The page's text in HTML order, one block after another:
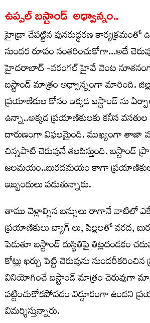
ఉప్పల్ బస్టాండ్ అధ్వాన్నం..
హైడ్రా చేపట్టిన పునరుద్ధరణ కార్యక్రమంతో
సుందర రూపం సంతరించుకోగా…అదే
హైదరాబాద్ -వరంగల్ హైవే వెంట
బస్టాండ్ మాత్రం అధ్వాన్నంగా మారింది.
ప్రయాణికుల కోసం ఇక్కడ బస్టాండ్ ను
ఉన్నా..అక్కడ ప్రయాణికులకు కనీస వసతుల
దారుణంగా విఫలమైంది. ముఖ్యంగా తాజా
చిన్నపాటి చెరువునే తలపిస్తుంది. బస్టాండ్
జలమయం..బురదమయం కాగా
ఇబ్బందులు పడుతున్నారు.
తాము వెళ్లాల్సిన బస్సులు రాగానే వాటిలో
ప్రయాణికులు బ్యాగ్ లు, పిల్లలతో వరద,
పెడుతూ బస్టాండ్ దుస్థితిపై తిట్లదండకం
కోట్లు ఖర్చు పెట్టి చెరువును సుందరీకరించిన
వినియోగించే బస్టాండ్ మాత్రం చెరువుగా
పట్టించుకోకపోవడం విడ్డూరంగా ఉందని
విమర్శిస్తున్నారు.